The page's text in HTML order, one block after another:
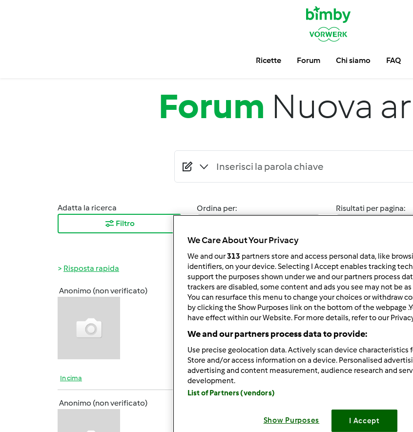
Ricette Forum Chi siamo FAQ
Forum Nuova
Adatta la ricerca
Filtro
Ordina per:
Risultati per pagina:
Risposta rapida
Anonimo (non verificato)
Dom, 02/02/2014 - 10:37
Buongiorno a tutti..mi chiamo Giusy..e sto aspettando ke
sarete di aiuto..essendo una principiante..un bacione..
In cima
Anonimo (non verificato)
benvenuta giusy91
We Care About Your Privacy
We and our313 partners store and access personal data, like
identifiers, on your device. Selecting I Accept enables tracking
support the purposes shown under we and our partners process
trackers are disabled, some content and ads you see may not be
You can resurface this menu to change your choices or withdraw
by clicking the Show Purposes link on the bottom of the webpage
have effect within our Website. For more details, refer to our
We and our partners process data to provide:
Use precise geolocation data. Actively scan device
Store and/or access information on a device. Personalised
advertising and content measurement, audience research and
development.
List of Partners (vendors)
Show Purposes I Accept